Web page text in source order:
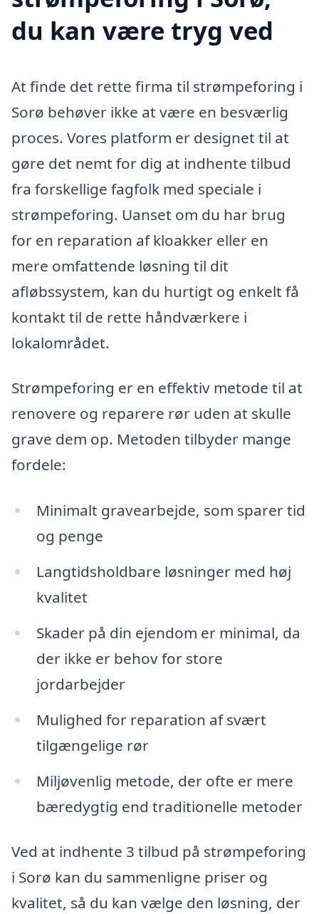
du kan være tryg ved
At finde det rette firma til strømpeforing i
Sorø behøver ikke at være en besværlig
proces. Vores platform er designet til at
gøre det nemt for dig at indhente tilbud
fra forskellige fagfolk med speciale i
strømpeforing. Uanset om du har brug
for en reparation af kloakker eller en
mere omfattende løsning til dit
afløbssystem, kan du hurtigt og enkelt få
kontakt til de rette håndværkere i
lokalområdet.
Strømpeforing er en effektiv metode til at
renovere og reparere rør uden at skulle
grave dem op. Metoden tilbyder mange
fordele:
Minimalt gravearbejde, som sparer tid
og penge
Langtidsholdbare løsninger med høj
kvalitet
Skader på din ejendom er minimal, da
der ikke er behov for store
jordarbejder
Mulighed for reparation af svært
tilgængelige rør
Miljøvenlig metode, der ofte er mere
bæredygtig end traditionelle metoder
Ved at indhente 3 tilbud på strømpeforing
i Sorø kan du sammenligne priser og
kvalitet, så du kan vælge den løsning, der